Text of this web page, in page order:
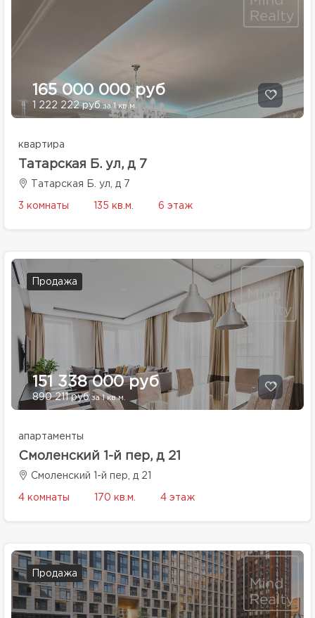
165 000 000 руб
1 222 222 руб за 1 кв.м.
квартира
Татарская Б. ул, д 7
Татарская Б. ул, д 7
3 комнаты 135 кв.м. 6 этаж
Продажа
151 338 000 руб
890 211 рубза 1 кв.м.
апартаменты
Смоленский 1-й пер, д 21
Смоленский 1-й пер, д 21
4 комнаты 170 кв.м. 4 этаж
Продажа